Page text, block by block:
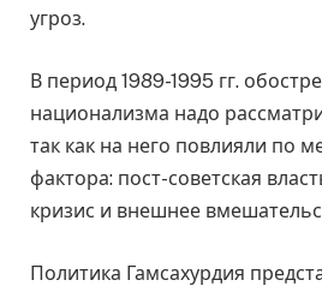
угроз.
В период 1989-1995 гг.
национализма надо
так как на него повлияли по
фактора: пост-советская
кризис и внешнее
Политика Гамсахурдия